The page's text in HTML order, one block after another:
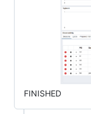
FINISHED